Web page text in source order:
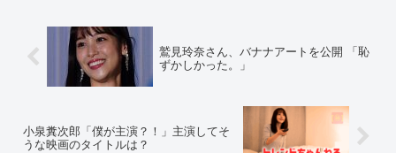
鷲見玲奈さん、バナナアートを公開 「恥
ずかしかった。」
小泉糞次郎「僕が主演？！」主演してそ
うな映画のタイトルは？